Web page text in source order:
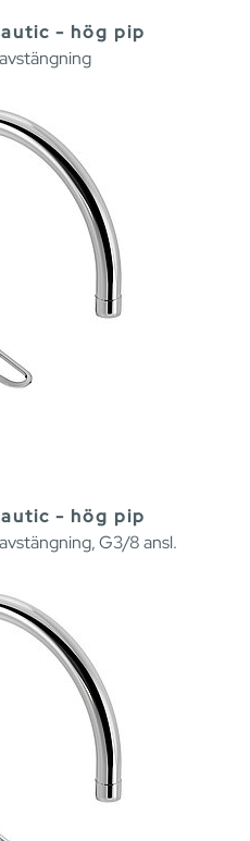
- hög pip
- hög pip
G3/8 ansl.